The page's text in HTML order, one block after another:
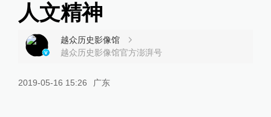
人文精神
越众历史影像馆
越众历史影像馆官方澎湃号
2019-05-16 15:26 广东